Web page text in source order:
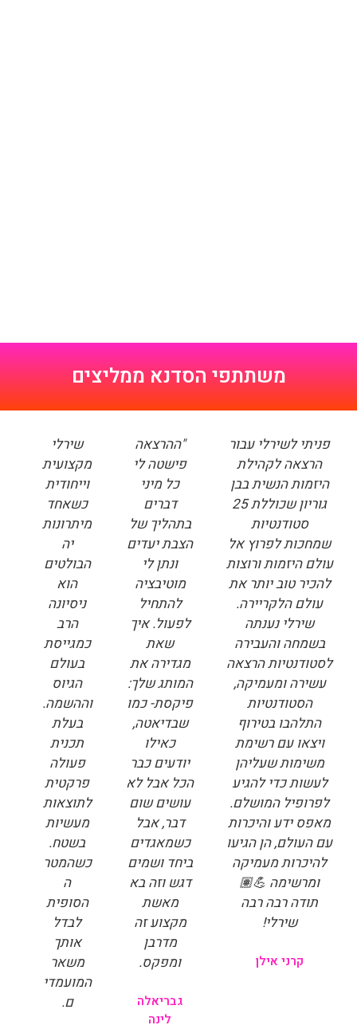
משתתפי הסדנא ממליצים
פניתי לשירלי עבור
הרצאה לקהילת
היזמות הנשית בבן
גוריון שכוללת 25
סטודנטיות
שמחכות לפרוץ אל
עולם היזמות ורוצות
להכיר טוב יותר את
עולם הלקריירה.
שירלי נענתה
בשמחה והעבירה
לסטודנטיות הרצאה
עשירה ומעמיקה,
הסטודנטיות
התלהבו בטירוף
ויצאו עם רשימת
משימות שעליהן
לעשות כדי להגיע
לפרופיל המושלם.
מאפס ידע והיכרות
עם העולם, הן הגיעו
להיכרות מעמיקה
ומרשימה 💪🏽
תודה רבה רבה
שירלי!
קרני אילן
"ההרצאה
פישטה לי
כל מיני
דברים
בתהליך של
הצבת יעדים
ונתן לי
מוטיבציה
להתחיל
לפעול. איך
שאת
מגדירה את
המותג שלך:
פיקסת- כמו
שבדיאטה,
כאילו
יודעים כבר
הכל אבל לא
עושים שום
דבר, אבל
כשמאגדים
ביחד ושמים
דגש וזה בא
מאשת
מקצוע זה
מדרבן
ומפקס.
גבריאלה
לינה
שירלי
מקצועית
וייחודית
כשאחד
מיתרונות
יה
הבולטים
הוא
ניסיונה
הרב
כמגייסת
בעולם
הגיוס
וההשמה.
בעלת
תכנית
פעולה
פרקטית
לתוצאות
מעשיות
בשטח.
כשהמטר
ה
הסופית
לבדל
אותך
משאר
המועמדי
ם.